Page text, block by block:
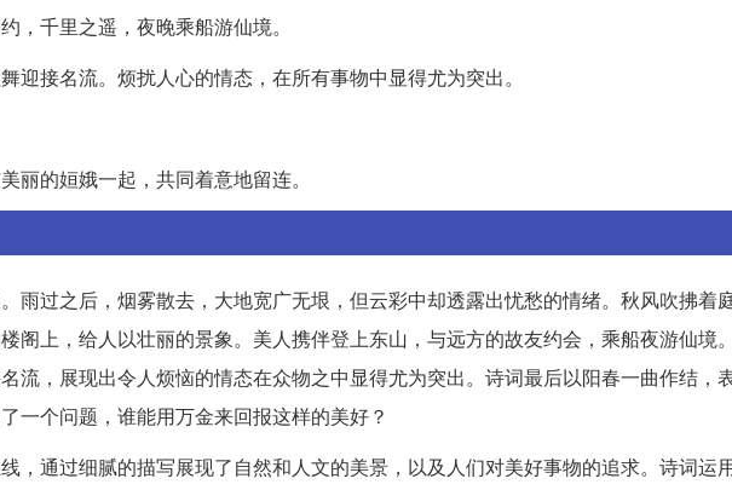
，千里之遥，夜晚乘船游仙境。
迎接名流。烦扰人心的情态，在所有事物中显得尤为突出。
丽的姮娥一起，共同着意地留连。
雨过之后，烟雾散去，大地宽广无垠，但云彩中却透露出忧愁的情绪。秋风吹拂着
阁上，给人以壮丽的景象。美人携伴登上东山，与远方的故友约会，乘船夜游仙境
流，展现出令人烦恼的情态在众物之中显得尤为突出。诗词最后以阳春一曲作结，
一个问题，谁能用万金来回报这样的美好？
，通过细腻的描写展现了自然和人文的美景，以及人们对美好事物的追求。诗词运